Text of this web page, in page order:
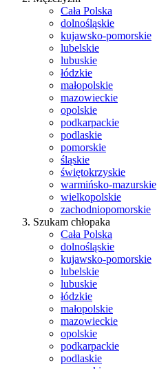
Cała Polska
dolnośląskie
kujawsko-pomorskie
lubelskie
lubuskie
łódzkie
małopolskie
mazowieckie
opolskie
podkarpackie
podlaskie
pomorskie
śląskie
świętokrzyskie
warmińsko-mazurskie
wielkopolskie
zachodniopomorskie
Szukam chłopaka
Cała Polska
dolnośląskie
kujawsko-pomorskie
lubelskie
lubuskie
łódzkie
małopolskie
mazowieckie
opolskie
podkarpackie
podlaskie